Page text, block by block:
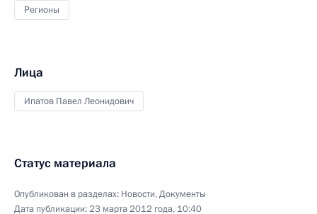
Регионы
Лица
Ипатов Павел Леонидович
Статус материала
Опубликован в разделах: Новости,Документы
Дата публикации:23 марта 2012 года, 10:40